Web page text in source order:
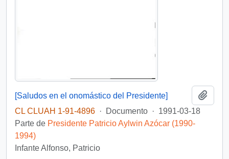
[Saludos en el onomástico del Presidente]
CL CLUAH 1-91-4896 · Documento · 1991-03-18
Parte de Presidente Patricio Aylwin Azócar (1990-
1994)
Infante Alfonso, Patricio